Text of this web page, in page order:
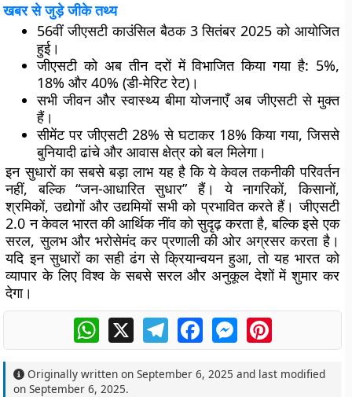
खबर से जुड़े जीके तथ्य
56वीं जीएसटी काउंसिल बैठक 3 सितंबर 2025 को आयोजित
हुई।
जीएसटी को अब तीन दरों में विभाजित किया गया है: 5%,
18% और 40% (डी-मेरिट रेट)।
सभी जीवन और स्वास्थ्य बीमा योजनाएँ अब जीएसटी से मुक्त
हैं।
सीमेंट पर जीएसटी 28% से घटाकर 18% किया गया, जिससे
बुनियादी ढांचे और आवास क्षेत्र को बल मिलेगा।
इन सुधारों का सबसे बड़ा लाभ यह है कि ये केवल तकनीकी परिवर्तन
नहीं, बल्कि “जन-आधारित सुधार” हैं। ये नागरिकों, किसानों,
श्रमिकों, उद्योगों और उद्यमियों सभी को प्रभावित करते हैं। जीएसटी
2.0 न केवल भारत की आर्थिक नींव को सुदृढ़ करता है, बल्कि इसे एक
सरल, सुलभ और भरोसेमंद कर प्रणाली की ओर अग्रसर करता है।
यदि इन सुधारों का सही ढंग से क्रियान्वयन हुआ, तो यह भारत को
व्यापार के लिए विश्व के सबसे सरल और अनुकूल देशों में शुमार कर
देगा।
WhatsApp
X TelegramFacebookMessengerPinterest
Originally written onSeptember 6, 2025 and last modified
onSeptember 6, 2025.